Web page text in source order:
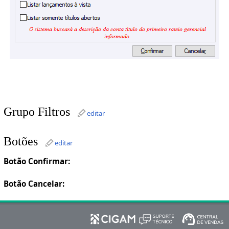
Grupo Filtros editar
Botões editar
Botão Confirmar:
Botão Cancelar: